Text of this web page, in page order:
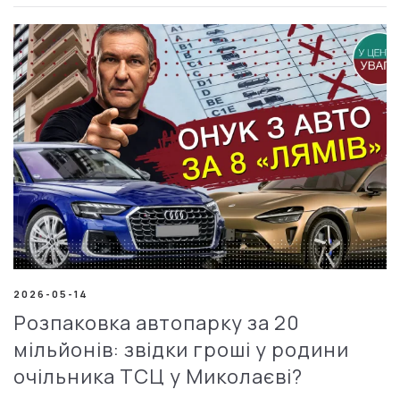
2026-05-14
Розпаковка автопарку за 20
мільйонів: звідки гроші у родини
очільника ТСЦ у Миколаєві?